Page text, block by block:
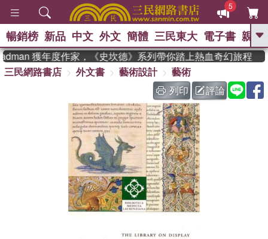
5
GO
熱搜： 東野圭吾 、
The Odyssey 、 父親節 、 如果歷
史是一群喵 、 暑期推薦 、 國際布克
獎 臺灣漫遊錄 、 方念華
登輝時代 、 數學女孩：黎曼猜想
偉大的迷走神經
暢銷榜 新品 中文 外文 簡體 三民東大 電子書 親子
獲年度作家，《史坎德》系列帶你踏上熱血奇幻旅程
三民網路書店
外文書 藝術設計
藝術
列印
評論